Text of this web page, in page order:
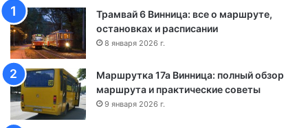
о
т
о
н
о
ш
а
-
Ч
Трамвай 6 Винница: все о маршруте,
остановках и расписании
8 января 2026 г.
Маршрутка 17а Винница: полный обзор
маршрута и практические советы
9 января 2026 г.